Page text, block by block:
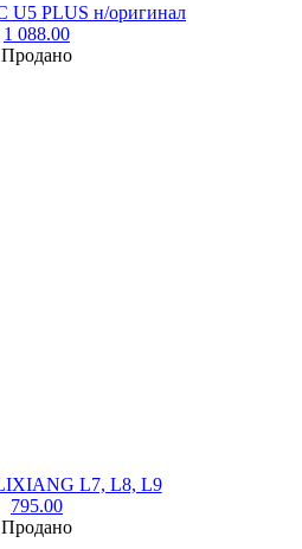
U5 PLUS н/оригинал
1 088.00
Продано
L7, L8, L9
795.00
Продано